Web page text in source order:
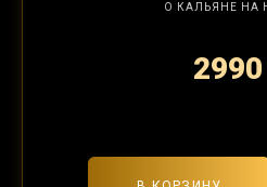
О КАЛЬЯНЕ НА